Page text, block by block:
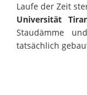
Laufe der Zeit
Universität
Staudämme
tatsächlich